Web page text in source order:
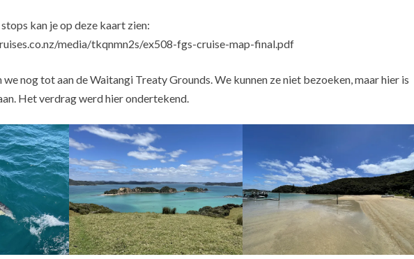
kan je op deze kaart zien:
media/tkqnmn2s/ex508-fgs-cruise-map-final.pdf
we nog tot aan de Waitangi Treaty Grounds. We kunnen ze niet bezoeken, maar hier is
Het verdrag werd hier ondertekend.